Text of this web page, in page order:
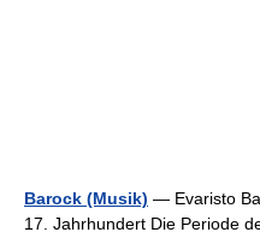
Barock (Musik) — Evaristo
17. Jahrhundert Die Periode